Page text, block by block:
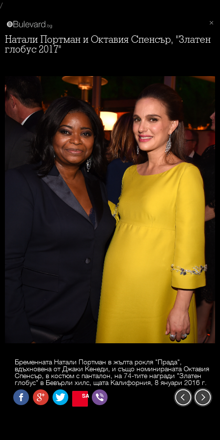
/
Натали Портман и Октавия Спенсър, "Златен
глобус 2017"
Бременната Натали Портман в жълта рокля "Прада",
вдъхновена от Джаки Кенеди, и също номинираната Октавия
Спенсър, в костюм с панталон, на 74-тите награди "Златен
глобус" в Бевърли хилс, щата Калифорния, 8 януари 2016 г.
SAVE